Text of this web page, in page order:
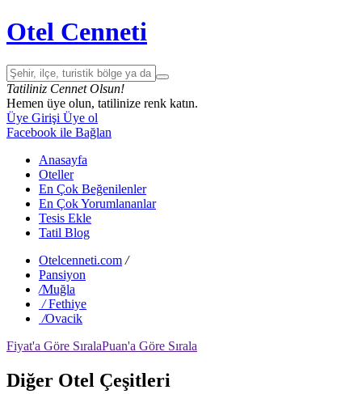
Otel Cenneti
Tatiliniz Cennet Olsun!
Hemen üye olun, tatilinize renk katın.
Üye Girişi Üye ol
Facebook ile Bağlan
Anasayfa
Oteller
En Çok Beğenilenler
En Çok Yorumlananlar
Tesis Ekle
Tatil Blog
Otelcenneti.com /
Pansiyon
/Muğla
/ Fethiye
/Ovacik
Fiyat'a Göre SıralaPuan'a Göre Sırala
Diğer Otel Çeşitleri